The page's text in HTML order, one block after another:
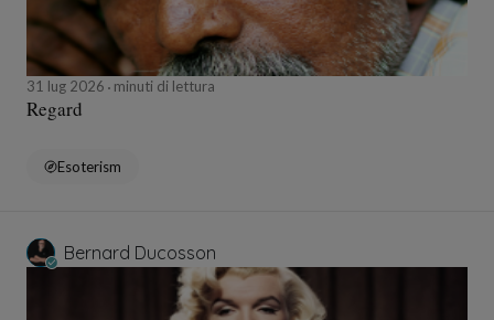
31 lug 2026 minuti di lettura
Regard
Esoterism
Bernard Ducosson